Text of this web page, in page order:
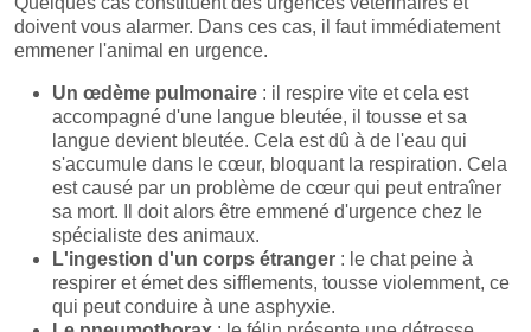
doivent vous alarmer. Dans ces cas, il faut immédiatement
emmener l'animal en urgence.
Un œdème pulmonaire : il respire vite et cela est
accompagné d'une langue bleutée, il tousse et sa
langue devient bleutée. Cela est dû à de l'eau qui
s'accumule dans le cœur, bloquant la respiration. Cela
est causé par un problème de cœur qui peut entraîner
sa mort. Il doit alors être emmené d'urgence chez le
spécialiste des animaux.
L'ingestion d'un corps étranger : le chat peine à
respirer et émet des sifflements, tousse violemment, ce
qui peut conduire à une asphyxie.